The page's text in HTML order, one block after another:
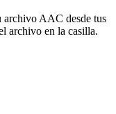
archivo AAC desde tus
archivo en la casilla.